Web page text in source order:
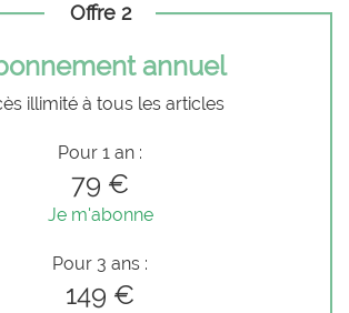
Offre 2
annuel
illimité à tous les articles
Pour 1 an :
79 €
Je m'abonne
Pour 3 ans :
149 €